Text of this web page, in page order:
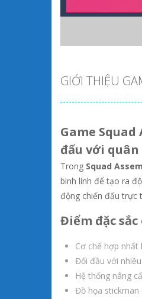
GIỚI THIỆU
Game
đấu với quân
Trong Squad
binh lính để tạo ra
động chiến đấu trực
Điểm đặc sắc
Cơ chế hợp
Đối đầu với
Hệ thống nâng
Đồ họa stickman